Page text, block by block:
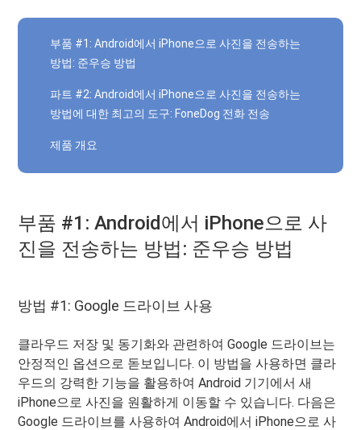
부품 #1: Android에서 iPhone으로 사진을 전송하는
방법: 준우승 방법
파트 #2: Android에서 iPhone으로 사진을 전송하는
방법에 대한 최고의 도구: FoneDog 전화 전송
제품 개요
부품 #1: Android에서 iPhone으로 사
진을 전송하는 방법: 준우승 방법
방법 #1: Google 드라이브 사용
클라우드 저장 및 동기화와 관련하여 Google 드라이브는
안정적인 옵션으로 돋보입니다. 이 방법을 사용하면 클라
우드의 강력한 기능을 활용하여 Android 기기에서 새
iPhone으로 사진을 원활하게 이동할 수 있습니다. 다음은
Google 드라이브를 사용하여 Android에서 iPhone으로 사